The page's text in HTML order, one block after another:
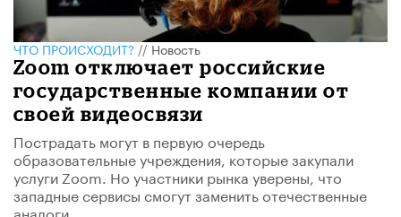
ЧТО ПРОИСХОДИТ?//Новость
Zoom отключает российские
государственные компании от
своей видеосвязи
Пострадать могут в первую очередь
образовательные учреждения, которые закупали
услуги Zoom. Но участники рынка уверены, что
западные сервисы смогут заменить отечественные
аналоги.